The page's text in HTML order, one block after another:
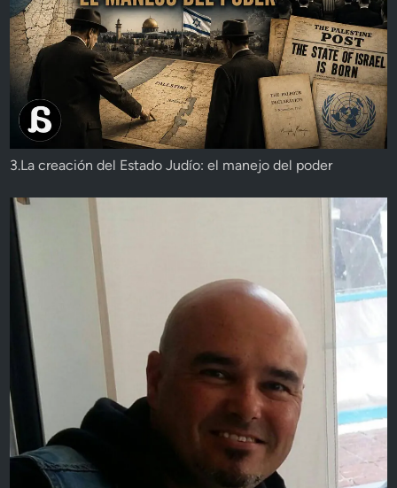
3.La creación del Estado Judío: el manejo del poder